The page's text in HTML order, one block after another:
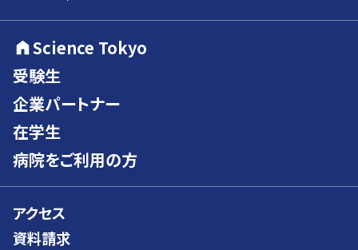
Science Tokyo
受験生
企業パートナー
在学生
病院をご利用の方
アクセス
資料請求